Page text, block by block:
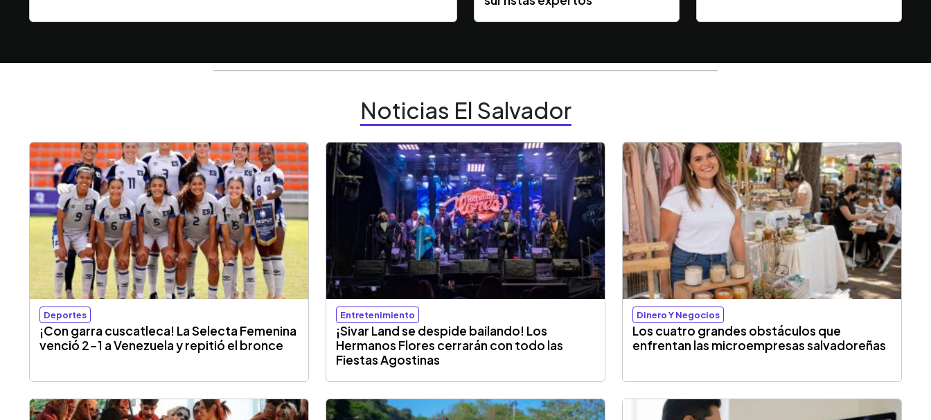
Noticias El Salvador
Deportes
¡Con garra cuscatleca! La Selecta Femenina
venció 2-1 a Venezuela y repitió el bronce
Entretenimiento
¡Sivar Land se despide bailando! Los
Hermanos Flores cerrarán con todo las
Fiestas Agostinas
Dinero Y Negocios
Los cuatro grandes obstáculos que
enfrentan las microempresas salvadoreñas